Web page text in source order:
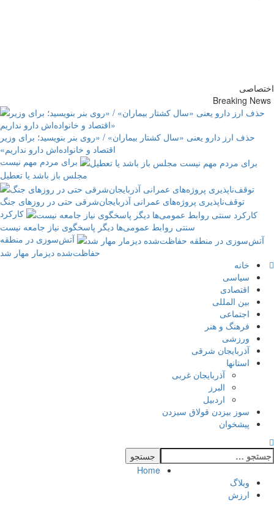
اختصاصی
Breaking News
حذف ارز دارو یعنی «سال کشتار بیماران» / «روی بنر بنویسید؛ برای وزیر
اقتصاد و خانواده‌اش دارو نداریم»
برای مردم مهم نیست
مجلس باز باشد یا تعطیل
توقف‌ناپذیری پروژه‌های عمرانی آذربایجان‌شرقی حتی در روزهای جنگ
کارکرد
سنتی روابط عمومی‌ها دیگر پاسخگوی نیاز جامعه نیست
آتش‌سوزی در منطقه
حفاظت‌شده دیزمار مهار شد
خانه
سیاسی
اقتصادی
بین المللی
اجتماعی
فرهنگ و هنر
ورزشی
آذربایجان شرقی
استانها
آذربایجان غربی
البرز
اردبیل
سوز بیزدن قولاق سیزدن
پیشخوان
Home
وبلاگ
ارزش